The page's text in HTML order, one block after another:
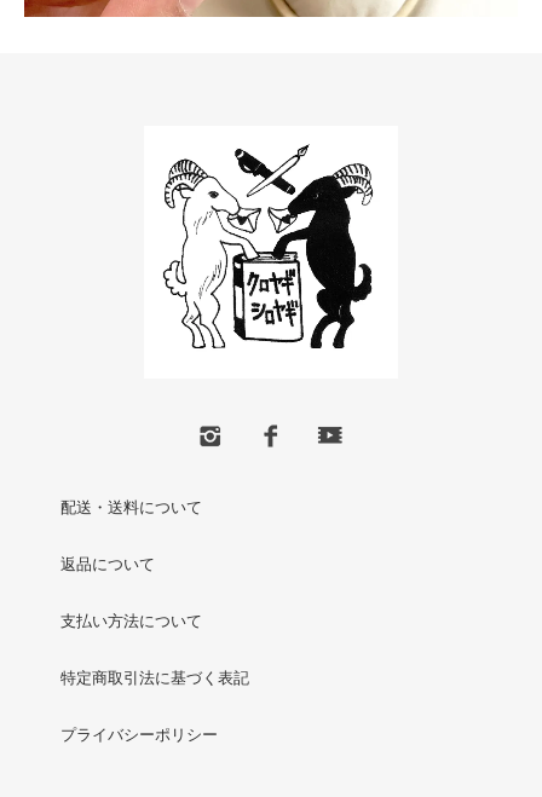
配送・送料について
返品について
支払い方法について
特定商取引法に基づく表記
プライバシーポリシー